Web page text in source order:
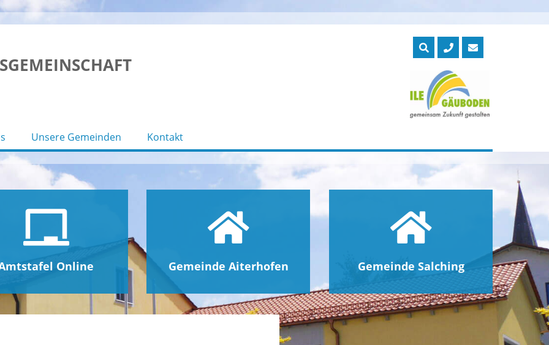
Unsere Gemeinden Kontakt
Online Gemeinde Aiterhofen Gemeinde Salching